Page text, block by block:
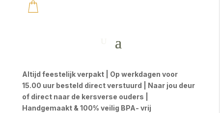
Altijd feestelijk verpakt | Op werkdagen voor
15.00 uur besteld direct verstuurd | Naar jou deur
of direct naar de kersverse ouders |
Handgemaakt & 100% veilig BPA- vrij